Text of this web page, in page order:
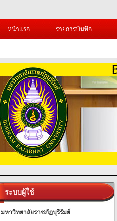
หน้าแรก
รายการบันทึก
ระบบผู้ใช้
มหาวิทยาลัยราชภัฏบุรีรัมย์